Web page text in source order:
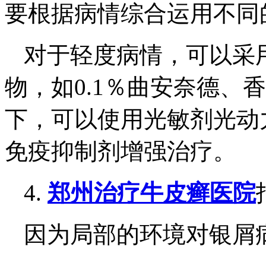
要根据病情综合运用不
对于轻度病情，可以
物，如0.1％曲安奈德、
下，可以使用光敏剂光
免疫抑制剂增强治疗。
4. 郑州治疗牛皮癣医院
因为局部的环境对银